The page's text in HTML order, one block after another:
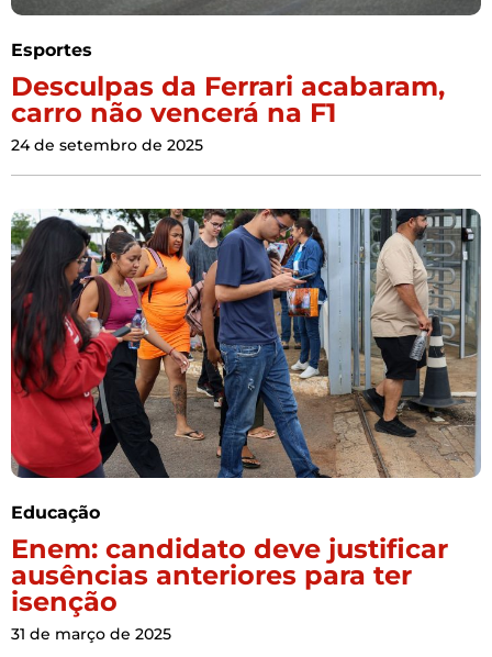
Esportes
Desculpas da Ferrari acabaram,
carro não vencerá na F1
24 de setembro de 2025
Educação
Enem: candidato deve justificar
ausências anteriores para ter
isenção
31 de março de 2025